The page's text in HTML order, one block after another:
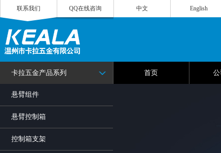
联系我们 QQ在线咨询 中文 English
卡拉五金产品系列
悬臂组件
悬臂控制箱
控制箱支架
首页